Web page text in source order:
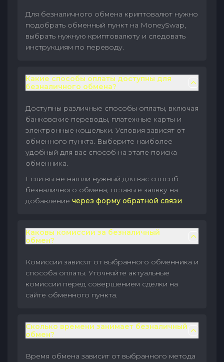
Для безналичного обмена криптовалют нужно
подобрать обменный пункт на MoneySwap,
выбрать нужную криптовалюту и следовать
инструкциям по переводу.
Какие способы оплаты доступны для
безналичного обмена?
Доступны различные способы оплаты, включая
банковские переводы, платежные карты и
электронные кошельки. Условия зависят от
обменного пункта. Выберите наиболее
удобный для вас способ на этапе поиска
обменника.
Если вы не нашли нужный для вас способ
безналичного обмена, оставьте заявку на
добавление через форму обратной связи.
Каковы комиссии за безналичный
обмен?
Комиссии зависят от выбранного обменника и
способа оплаты. Уточняйте актуальные
комиссии перед совершением сделки на
сайте обменного пункта.
Сколько времени занимает безналичный
обмен?
Время обмена зависит от выбранного метода